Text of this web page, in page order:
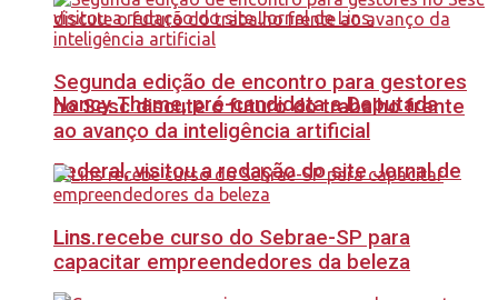
Nancy Thame, pré-candidata a Deputada
Federal, visitou a redação do site Jornal de
Lins.
Segunda edição de encontro para gestores
no Sesc discute o futuro do trabalho frente
ao avanço da inteligência artificial
Lins recebe curso do Sebrae-SP para
capacitar empreendedores da beleza